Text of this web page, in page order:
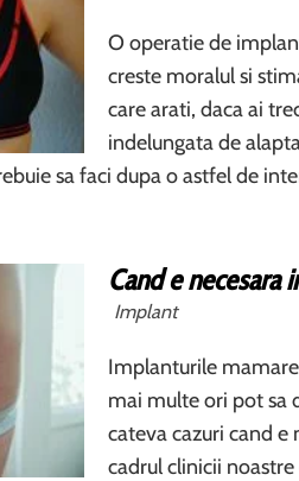
O operatie de
creste moralul si
care arati, daca ai
indelungata de
sa faci dupa o astfel de
Cand e necesara
Implant
Implanturile mamare
mai multe ori pot sa
cateva cazuri cand
cadrul clinicii